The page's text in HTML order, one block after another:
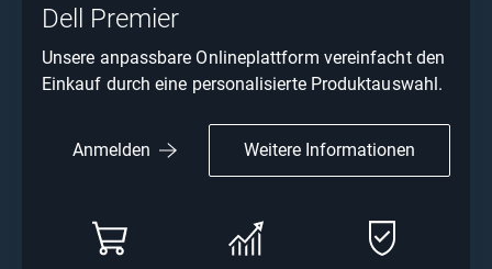
Dell Premier
Unsere anpassbare Onlineplattform vereinfacht den
Einkauf durch eine personalisierte Produktauswahl.
Anmelden Weitere Informationen